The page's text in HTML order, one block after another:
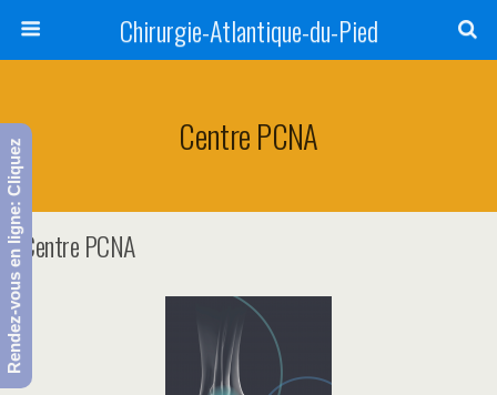
Chirurgie-Atlantique-du-Pied
Centre PCNA
Centre PCNA
Rendez-vous en ligne: Cliquez